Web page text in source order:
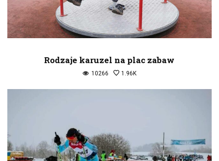
Rodzaje karuzel na plac zabaw
10266 1.96K